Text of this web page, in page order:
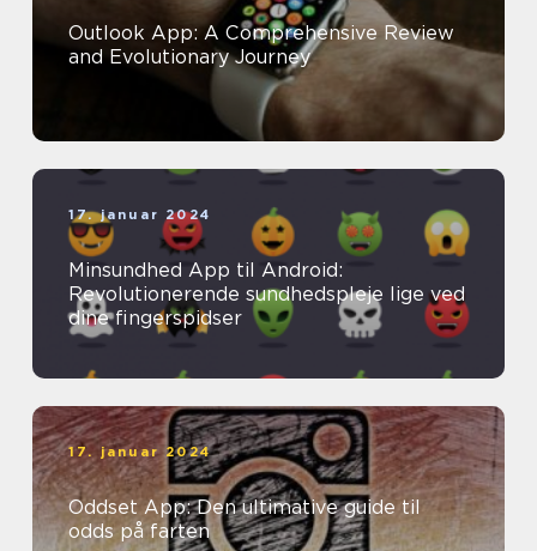
Outlook App: A Comprehensive Review
and Evolutionary Journey
17. januar 2024
Minsundhed App til Android:
Revolutionerende sundhedspleje lige ved
dine fingerspidser
17. januar 2024
Oddset App: Den ultimative guide til
odds på farten